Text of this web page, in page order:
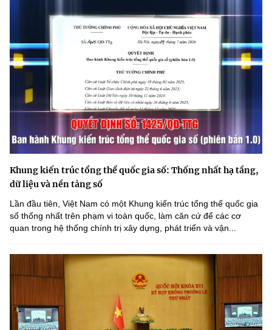
Khung kiến trúc tổng thể quốc gia số: Thống nhất hạ tầng,
dữ liệu và nền tảng số
Lần đầu tiên, Việt Nam có một Khung kiến trúc tổng thể quốc gia
số thống nhất trên phạm vi toàn quốc, làm căn cứ để các cơ
quan trong hệ thống chính trị xây dựng, phát triển và vận...